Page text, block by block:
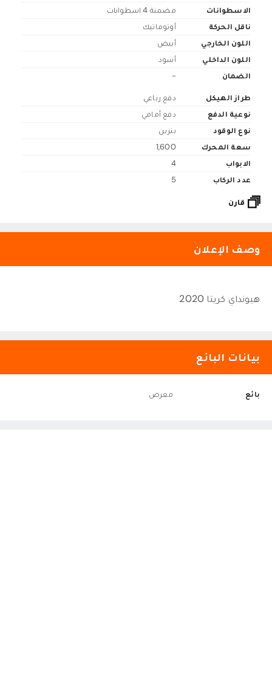
الاسطوانات
مضمنة 4 اسطوانات
ناقل الحركة
أوتوماتيك
اللون الخارجي
أبيض
اللون الداخلي
أسود
الضمان
-
طراز الهيكل
دفع رباعي
نوعية الدفع
دفع أمامي
نوع الوقود
بنزين
سعة المحرك
1,600
الابواب
4
عدد الركاب
5
قارن
وصف الإعلان
هيونداي كريتا 2020
بيانات البائع
بائع معرض